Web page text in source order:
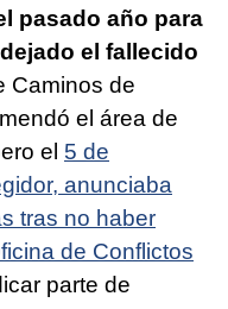
pasado año para
el fallecido
Caminos de
el área de
el 5 de
anunciaba
tras no haber
de Conflictos
parte de